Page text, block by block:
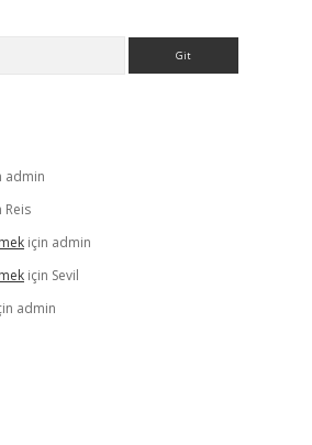
admin
Reis
için admin
için Sevil
admin